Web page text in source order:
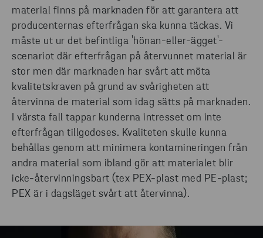
material finns på marknaden för att garantera att
producenternas efterfrågan ska kunna täckas. Vi
måste ut ur det befintliga 'hönan-eller-ägget'-
scenariot där efterfrågan på återvunnet material är
stor men där marknaden har svårt att möta
kvalitetskraven på grund av svårigheten att
återvinna de material som idag sätts på marknaden.
I värsta fall tappar kunderna intresset om inte
efterfrågan tillgodoses. Kvaliteten skulle kunna
behållas genom att minimera kontamineringen från
andra material som ibland gör att materialet blir
icke-återvinningsbart (tex PEX-plast med PE-plast;
PEX är i dagsläget svårt att återvinna).